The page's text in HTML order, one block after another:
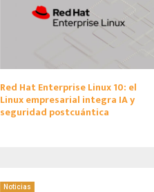
Red Hat Enterprise Linux 10: el
Linux empresarial integra IA y
seguridad postcuántica
Noticias